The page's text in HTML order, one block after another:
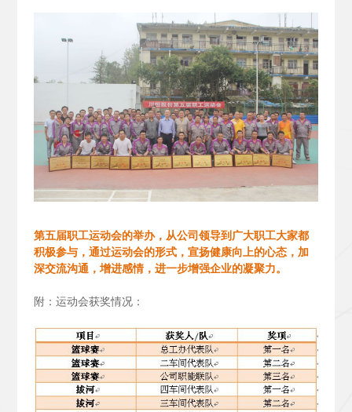
第五届职工运动会的举办，从公司领导到广大职工大家都
积极参与，通过运动会的形式，宣扬健康向上的心态，加
深交流沟通，增进感情，进一步增强企业的凝聚力。
附：运动会获奖情况：